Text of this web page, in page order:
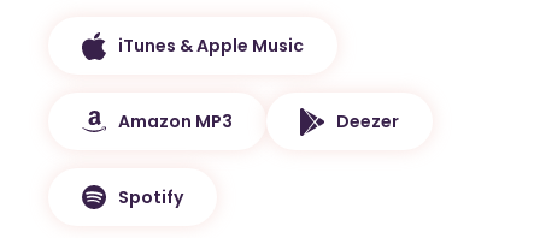
iTunes & Apple Music
Amazon MP3 Deezer
Spotify